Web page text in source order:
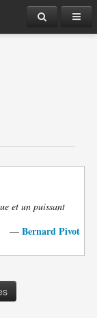
et un puissant
— Bernard Pivot